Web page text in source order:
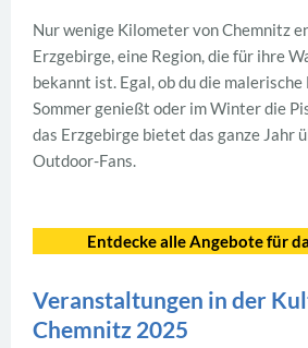
Nur wenige Kilometer von Chemnitz
Erzgebirge, eine Region, die für ihre
bekannt ist. Egal, ob du die
Sommer genießt oder im Winter die
das Erzgebirge bietet das ganze Jahr
Outdoor-Fans.
Entdecke alle Angebote für
Veranstaltungen in der
Chemnitz 2025